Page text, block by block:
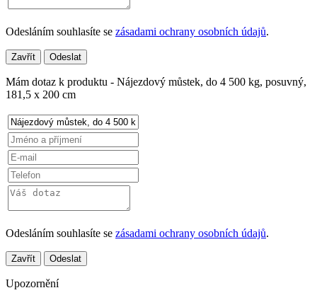
Odesláním souhlasíte se zásadami ochrany osobních údajů.
Zavřít Odeslat
Mám dotaz k produktu - Nájezdový můstek, do 4 500 kg, posuvný,
181,5 x 200 cm
Odesláním souhlasíte se zásadami ochrany osobních údajů.
Zavřít Odeslat
Upozornění